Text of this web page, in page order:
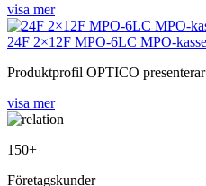
visa mer
24F 2×12F MPO-6LC MPO-
Produktprofil OPTICO
visa mer
150+
Företagskunder